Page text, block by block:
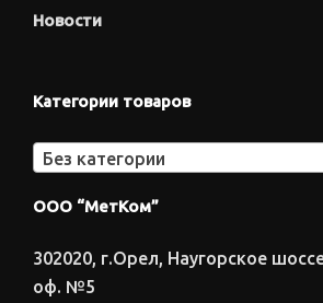
Новости
Категории товаров
Без категории
ООО “МетКом”
302020, г.Орел, Наугорское
оф. №5